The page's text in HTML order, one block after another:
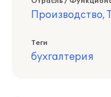
Производство,
Теги
бухгалтерия